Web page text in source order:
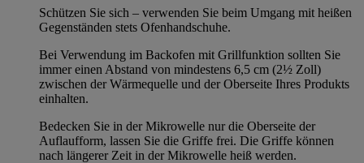
Schützen Sie sich – verwenden Sie beim Umgang mit heißen
Gegenständen stets Ofenhandschuhe.
Bei Verwendung im Backofen mit Grillfunktion sollten Sie
immer einen Abstand von mindestens 6,5 cm (2½ Zoll)
zwischen der Wärmequelle und der Oberseite Ihres Produkts
einhalten.
Bedecken Sie in der Mikrowelle nur die Oberseite der
Auflaufform, lassen Sie die Griffe frei. Die Griffe können
nach längerer Zeit in der Mikrowelle heiß werden.